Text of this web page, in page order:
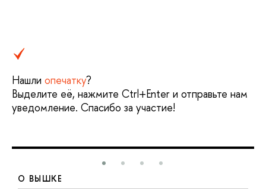
Нашли опечатку?
Выделите её, нажмите Ctrl+Enter и отправьте нам
уведомление. Спасибо за участие!
О ВЫШКЕ